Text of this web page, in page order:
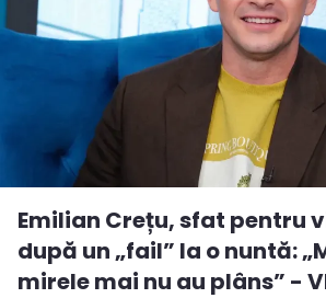
Emilian Crețu, sfat pentru
după un „fail” la o nuntă:
mirele mai nu au plâns” -